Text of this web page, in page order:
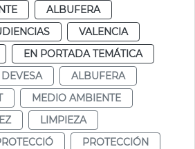
ALBUFERA
VALENCIA
EN PORTADA TEMÁTICA
DEVESA
ALBUFERA
MEDIO AMBIENTE
LIMPIEZA
PROTECCIÓN